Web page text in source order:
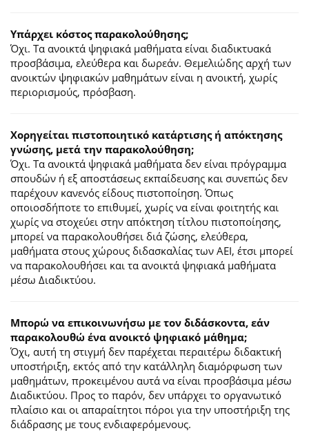
Υπάρχει κόστος παρακολούθησης;
Όχι. Τα ανοικτά ψηφιακά μαθήματα είναι διαδικτυακά
προσβάσιμα, ελεύθερα και δωρεάν. Θεμελιώδης αρχή των
ανοικτών ψηφιακών μαθημάτων είναι η ανοικτή, χωρίς
περιορισμούς, πρόσβαση.
Χορηγείται πιστοποιητικό κατάρτισης ή απόκτησης
γνώσης, μετά την παρακολούθηση;
Όχι. Τα ανοικτά ψηφιακά μαθήματα δεν είναι πρόγραμμα
σπουδών ή εξ αποστάσεως εκπαίδευσης και συνεπώς δεν
παρέχουν κανενός είδους πιστοποίηση. Όπως
οποιοσδήποτε το επιθυμεί, χωρίς να είναι φοιτητής και
χωρίς να στοχεύει στην απόκτηση τίτλου πιστοποίησης,
μπορεί να παρακολουθήσει διά ζώσης, ελεύθερα,
μαθήματα στους χώρους διδασκαλίας των ΑΕΙ, έτσι μπορεί
να παρακολουθήσει και τα ανοικτά ψηφιακά μαθήματα
μέσω Διαδικτύου.
Μπορώ να επικοινωνήσω με τον διδάσκοντα, εάν
παρακολουθώ ένα ανοικτό ψηφιακό μάθημα;
Όχι, αυτή τη στιγμή δεν παρέχεται περαιτέρω διδακτική
υποστήριξη, εκτός από την κατάλληλη διαμόρφωση των
μαθημάτων, προκειμένου αυτά να είναι προσβάσιμα μέσω
Διαδικτύου. Προς το παρόν, δεν υπάρχει το οργανωτικό
πλαίσιο και οι απαραίτητοι πόροι για την υποστήριξη της
διάδρασης με τους ενδιαφερόμενους.